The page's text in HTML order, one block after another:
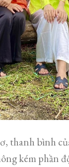
thanh bình
kém phần